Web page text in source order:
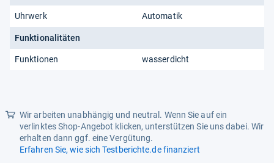
Uhrwerk Automatik
Funktionalitäten
Funktionen wasserdicht
Wir arbeiten unabhängig und neutral. Wenn Sie auf ein
verlinktes Shop-Angebot klicken, unterstützen Sie uns dabei. Wir
erhalten dann ggf. eine Vergütung.
Erfahren Sie, wie sich Testberichte.de finanziert